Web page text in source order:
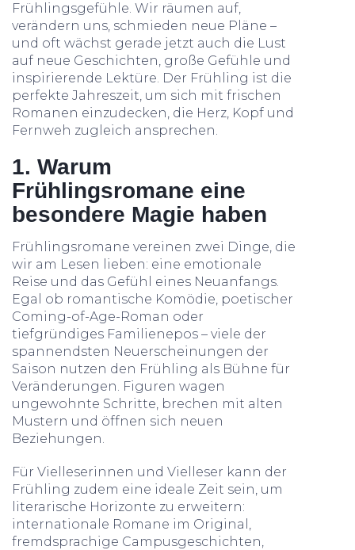
Frühlingsgefühle. Wir räumen auf,
verändern uns, schmieden neue Pläne –
und oft wächst gerade jetzt auch die Lust
auf neue Geschichten, große Gefühle und
inspirierende Lektüre. Der Frühling ist die
perfekte Jahreszeit, um sich mit frischen
Romanen einzudecken, die Herz, Kopf und
Fernweh zugleich ansprechen.
1. Warum
Frühlingsromane eine
besondere Magie haben
Frühlingsromane vereinen zwei Dinge, die
wir am Lesen lieben: eine emotionale
Reise und das Gefühl eines Neuanfangs.
Egal ob romantische Komödie, poetischer
Coming-of-Age-Roman oder
tiefgründiges Familienepos – viele der
spannendsten Neuerscheinungen der
Saison nutzen den Frühling als Bühne für
Veränderungen. Figuren wagen
ungewohnte Schritte, brechen mit alten
Mustern und öffnen sich neuen
Beziehungen.
Für Vielleserinnen und Vielleser kann der
Frühling zudem eine ideale Zeit sein, um
literarische Horizonte zu erweitern:
internationale Romane im Original,
fremdsprachige Campusgeschichten,